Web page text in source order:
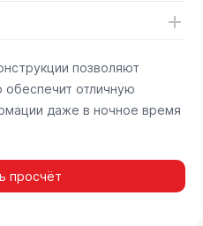
позволяют
обеспечит отличную
даже в ночное время
просчёт